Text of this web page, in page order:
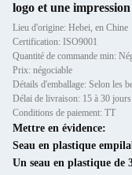
logo et une
Lieu d'origine: Hebei, en Chine
Certification: ISO9001
Quantité de commande min:
Prix: négociable
Détails d'emballage: Selon les
Délai de livraison: 15 à 30
Conditions de paiement: TT
Mettre en évidence:
Seau en plastique
Un seau en plastique de